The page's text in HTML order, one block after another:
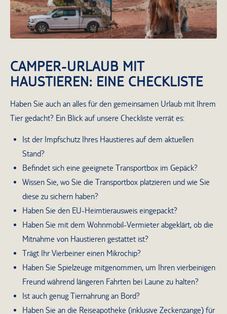
CAMPER-URLAUB MIT
HAUSTIEREN: EINE CHECKLISTE
Haben Sie auch an alles für den gemeinsamen Urlaub mit Ihrem
Tier gedacht? Ein Blick auf unsere Checkliste verrät es:
Ist der Impfschutz Ihres Haustieres auf dem aktuellen
Stand?
Befindet sich eine geeignete Transportbox im Gepäck?
Wissen Sie, wo Sie die Transportbox platzieren und wie Sie
diese zu sichern haben?
Haben Sie den EU-Heimtierausweis eingepackt?
Haben Sie mit dem Wohnmobil-Vermieter abgeklärt, ob die
Mitnahme von Haustieren gestattet ist?
Trägt Ihr Vierbeiner einen Mikrochip?
Haben Sie Spielzeuge mitgenommen, um Ihren vierbeinigen
Freund während längeren Fahrten bei Laune zu halten?
Ist auch genug Tiernahrung an Bord?
Haben Sie an die Reiseapotheke (inklusive Zeckenzange) für